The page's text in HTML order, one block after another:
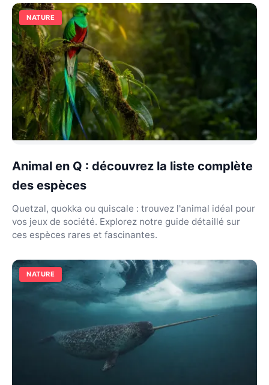
NATURE
Animal en Q : découvrez la liste complète
des espèces
Quetzal, quokka ou quiscale : trouvez l'animal idéal pour
vos jeux de société. Explorez notre guide détaillé sur
ces espèces rares et fascinantes.
NATURE